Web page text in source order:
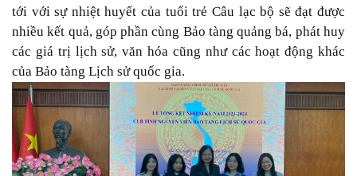
tới với sự nhiệt huyết của tuổi trẻ Câu lạc bộ sẽ đạt được
nhiều kết quả, góp phần cùng Bảo tàng quảng bá, phát huy
các giá trị lịch sử, văn hóa cũng như các hoạt động khác
của Bảo tàng Lịch sử quốc gia.